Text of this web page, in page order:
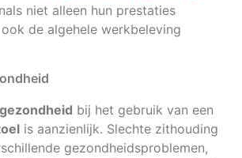
niet alleen hun prestaties
de algehele werkbeleving
bij het gebruik van een
is aanzienlijk. Slechte zithouding
gezondheidsproblemen,